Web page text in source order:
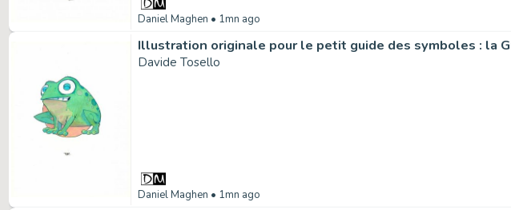
Daniel Maghen • 1mn ago
Davide Tosello
Daniel Maghen • 1mn ago